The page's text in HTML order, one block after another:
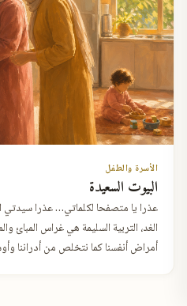
الأسرة والطفل
البيوت السعيدة
عذرا يا متصفحا لكلماتي… عذرا سيدتي
الغد، التربية السليمة هي غراس المبائ
أمراض أنفسنا كما نتخلص من أدراننا